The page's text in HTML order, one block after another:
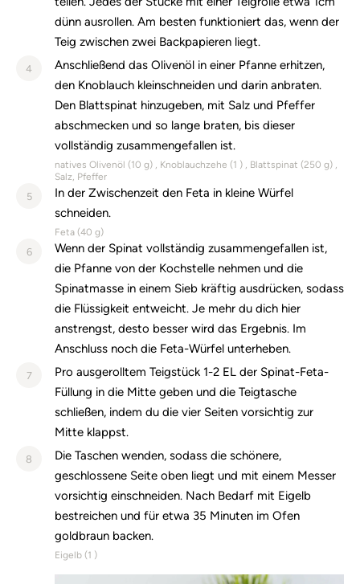
dünn ausrollen. Am besten funktioniert das, wenn der
Teig zwischen zwei Backpapieren liegt.
4
Anschließend das Olivenöl in einer Pfanne erhitzen,
den Knoblauch kleinschneiden und darin anbraten.
Den Blattspinat hinzugeben, mit Salz und Pfeffer
abschmecken und so lange braten, bis dieser
vollständig zusammengefallen ist.
natives Olivenöl (10 g) Knoblauchzehe (1 ) Blattspinat (250 g)
Salz, Pfeffer
5
In der Zwischenzeit den Feta in kleine Würfel
schneiden.
Feta (40 g)
6
Wenn der Spinat vollständig zusammengefallen ist,
die Pfanne von der Kochstelle nehmen und die
Spinatmasse in einem Sieb kräftig ausdrücken, sodass
die Flüssigkeit entweicht. Je mehr du dich hier
anstrengst, desto besser wird das Ergebnis. Im
Anschluss noch die Feta-Würfel unterheben.
7
Pro ausgerolltem Teigstück 1-2 EL der Spinat-Feta-
Füllung in die Mitte geben und die Teigtasche
schließen, indem du die vier Seiten vorsichtig zur
Mitte klappst.
8
Die Taschen wenden, sodass die schönere,
geschlossene Seite oben liegt und mit einem Messer
vorsichtig einschneiden. Nach Bedarf mit Eigelb
bestreichen und für etwa 35 Minuten im Ofen
goldbraun backen.
Eigelb (1 )